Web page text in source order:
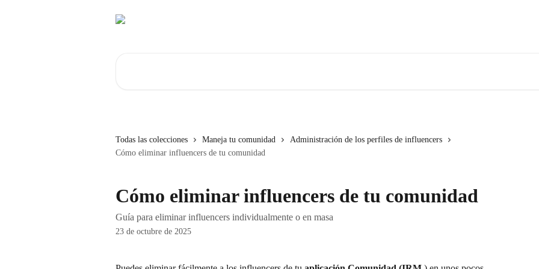
Todas las colecciones Maneja tu comunidad
Administración de los perfiles de influencers
Cómo eliminar influencers de tu comunidad
Cómo eliminar influencers de tu comunidad
Guía para eliminar influencers individualmente o en masa
23 de octubre de 2025